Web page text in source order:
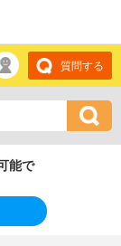
質問する
能で